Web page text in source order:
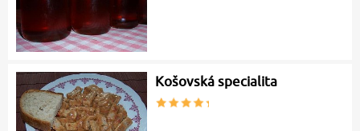
Košovská specialita